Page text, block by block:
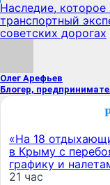
Наследие, которое
транспортный
советских дорогах
Олег Арефьев
Блогер,
«На 18
в Крыму с
графику и
21 час